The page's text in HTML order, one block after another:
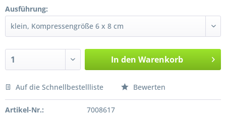
Ausführung:
In den Warenkorb
Preis anfragen
Auf die Schnellbestellliste Bewerten
Artikel-Nr.:
7008617